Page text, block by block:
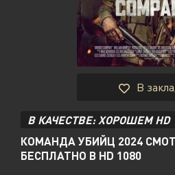
В
В КАЧЕСТВЕ: ХОРОШЕМ HD
КОМАНДА УБИЙЦ 2024
БЕСПЛАТНО В HD 1080